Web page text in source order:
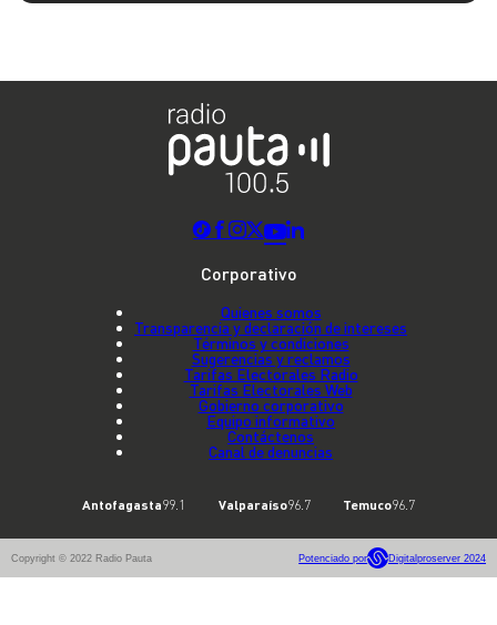
Corporativo
Quienes somos
Transparencia y declaración de intereses
Términos y condiciones
Sugerencias y reclamos
Tarifas Electorales Radio
Tarifas Electorales Web
Gobierno corporativo
Equipo informativo
Contáctenos
Canal de denuncias
Antofagasta99.1 Valparaíso96.7 Temuco96.7
Copyright © 2022 Radio Pauta Potenciado por Digitalproserver 2024